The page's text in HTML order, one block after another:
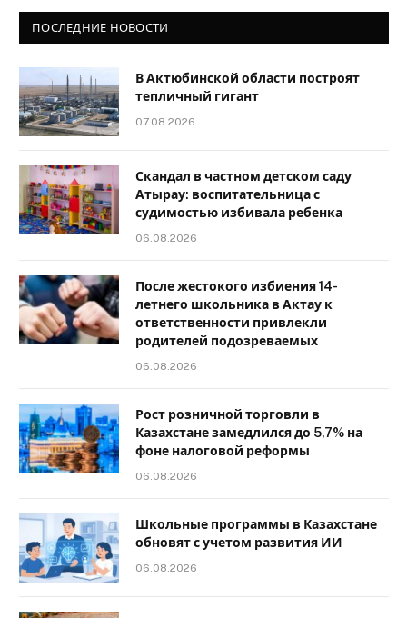
ПОСЛЕДНИЕ НОВОСТИ
В Актюбинской области построят
тепличный гигант
07.08.2026
Скандал в частном детском саду
Атырау: воспитательница с
судимостью избивала ребенка
06.08.2026
После жестокого избиения 14-
летнего школьника в Актау к
ответственности привлекли
родителей подозреваемых
06.08.2026
Рост розничной торговли в
Казахстане замедлился до 5,7% на
фоне налоговой реформы
06.08.2026
Школьные программы в Казахстане
обновят с учетом развития ИИ
06.08.2026